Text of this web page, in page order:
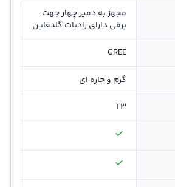
مجهز به دمپر چهار جهت
برقی دارای رادیات گلدفاین
GREE
گرم و حاره ای
T3